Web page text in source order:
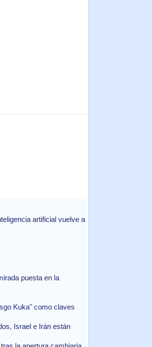
artificial vuelve a
puesta en la
Kuka" como claves
Israel e Irán están